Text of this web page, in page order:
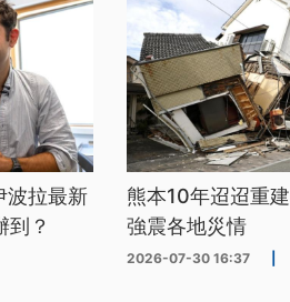
波拉最新
到？
熊本10年迢迢重
強震各地災情
2026-07-30 16:37